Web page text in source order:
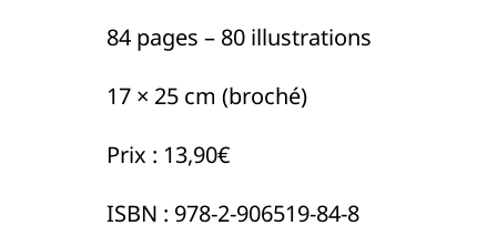
84 pages – 80 illustrations
17 × 25 cm (broché)
Prix : 13,90€
ISBN : 978-2-906519-84-8